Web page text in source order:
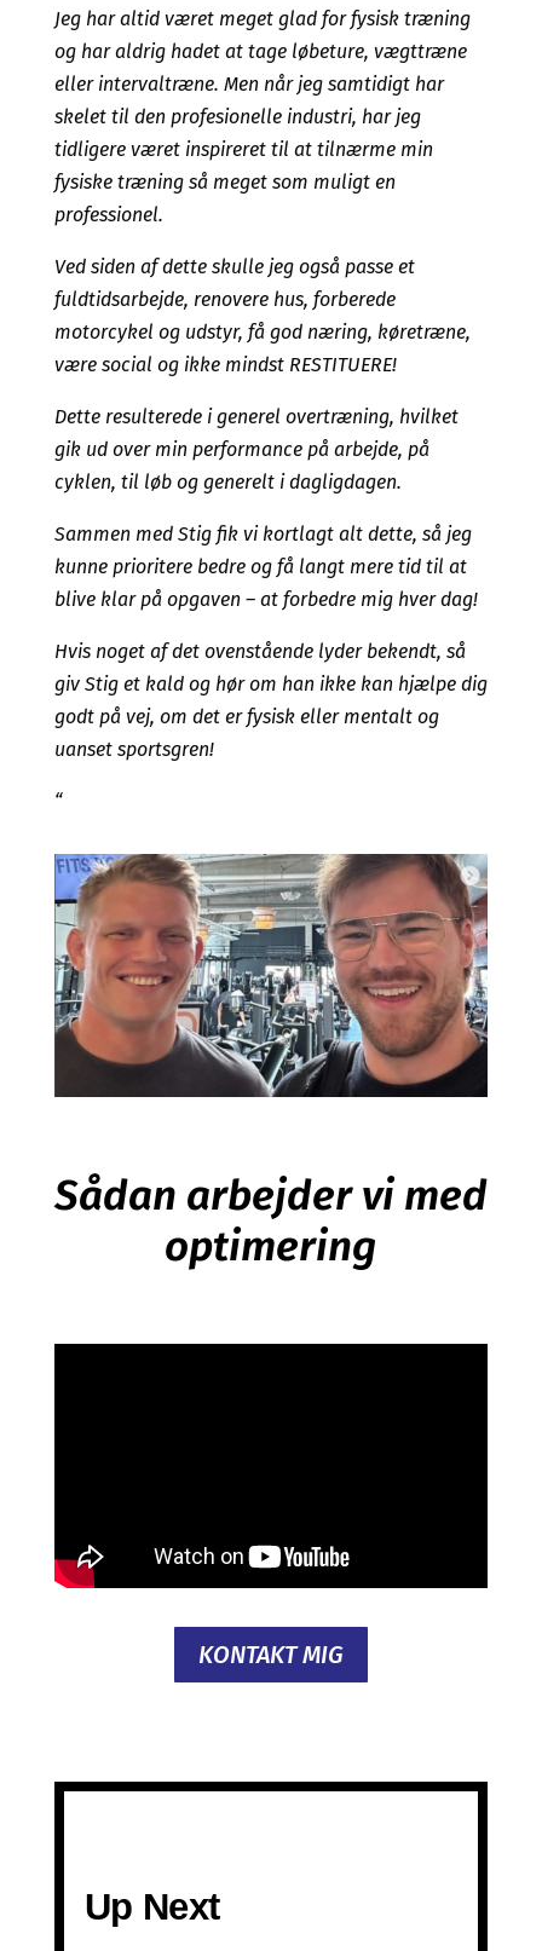
Jeg har altid været meget glad for fysisk træning
og har aldrig hadet at tage løbeture, vægttræne
eller intervaltræne. Men når jeg samtidigt har
skelet til den profesionelle industri, har jeg
tidligere været inspireret til at tilnærme min
fysiske træning så meget som muligt en
professionel.
Ved siden af dette skulle jeg også passe et
fuldtidsarbejde, renovere hus, forberede
motorcykel og udstyr, få god næring, køretræne,
være social og ikke mindst RESTITUERE!
Dette resulterede i generel overtræning, hvilket
gik ud over min performance på arbejde, på
cyklen, til løb og generelt i dagligdagen.
Sammen med Stig fik vi kortlagt alt dette, så jeg
kunne prioritere bedre og få langt mere tid til at
blive klar på opgaven – at forbedre mig hver dag!
Hvis noget af det ovenstående lyder bekendt, så
giv Stig et kald og hør om han ikke kan hjælpe dig
godt på vej, om det er fysisk eller mentalt og
uanset sportsgren!
“
Sådan arbejder vi med
optimering
KONTAKT MIG
Up Next